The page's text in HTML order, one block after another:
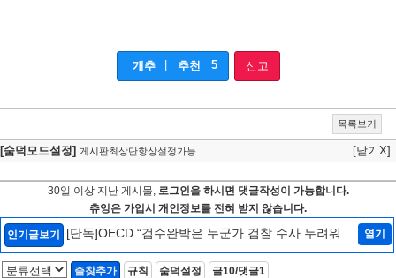
개추 추천 5 신고
목록보기
[숨덕모드설정] 게시판최상단항상설정가능 [닫기X]
30일 이상 지난 게시물, 로그인을 하시면 댓글작성이 가능합니다.
츄잉은 가입시 개인정보를 전혀 받지 않습니다.
인기글보기
[단독]OECD “검수완박은 누군가 검찰 수사 두려워하
는 것…韓정부에 엄중 경고안 낼 수도”[인터뷰/법조
Zoom In] [2]
열기
즐찾추가 규칙 숨덕설정 글10/댓글1